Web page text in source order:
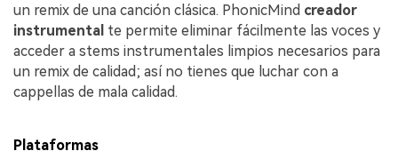
un remix de una canción clásica. PhonicMind creador
instrumental te permite eliminar fácilmente las voces y
acceder a stems instrumentales limpios necesarios para
un remix de calidad; así no tienes que luchar con a
cappellas de mala calidad.
Plataformas